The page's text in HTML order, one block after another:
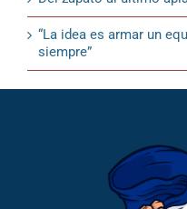
“La idea es armar un
siempre”